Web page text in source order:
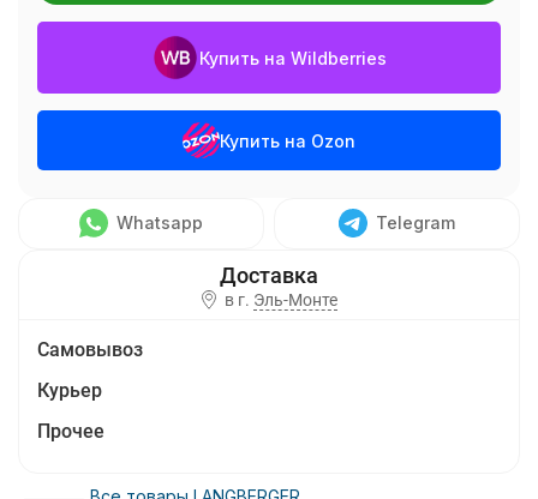
Купить на Wildberries
Купить на Ozon
Whatsapp Telegram
в г. Эль-Монте
Самовывоз
Курьер
Прочее